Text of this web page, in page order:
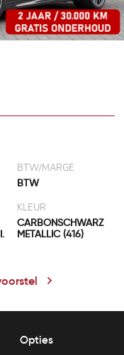
BTW/MARGE
BTW
KLEUR
CARBONSCHWARZ
METALLIC (416)
Opties